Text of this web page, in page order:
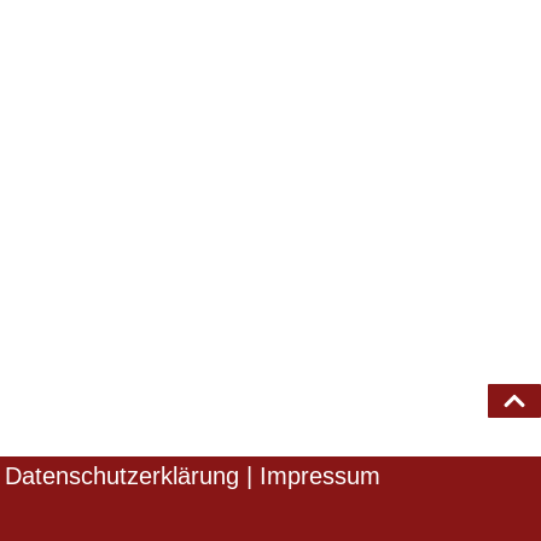
Datenschutzerklärung Impressum